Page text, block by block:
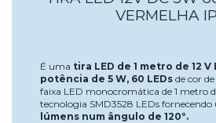
VERMELHA
É uma tira LED de 1 metro de 12 V
potência de 5 W, 60 LEDs de cor
faixa LED monocromática de 1 metro
tecnologia SMD3528 LEDs
lúmens num ângulo de 120º.